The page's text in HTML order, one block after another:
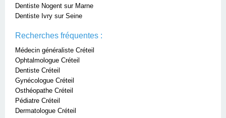
Dentiste Nogent sur Marne
Dentiste Ivry sur Seine
Recherches fréquentes :
Médecin généraliste Créteil
Ophtalmologue Créteil
Dentiste Créteil
Gynécologue Créteil
Osthéopathe Créteil
Pédiatre Créteil
Dermatologue Créteil